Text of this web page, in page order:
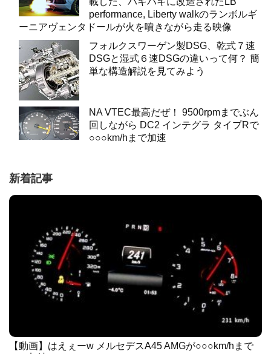
performance, Liberty walkのランボルギ
ーニアヴェンタドールが火を噴きながら走る映像
フォルクスワーゲン製DSG、乾式７速
DSGと湿式６速DSGの違いって何？ 簡
単な構造解説を見てみよう
NA VTEC最高だぜ！ 9500rpmまでぶん
回しながら DC2 インテグラ タイプRで
○○○km/hまで加速
新着記事
【動画】はえぇーw メルセデスA45 AMGが○○○km/hまで